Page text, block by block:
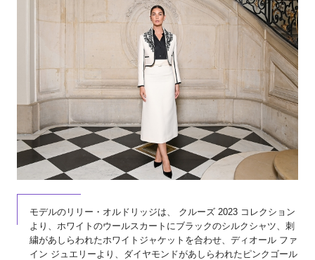
モデルのリリー・オルドリッジは、 クルーズ 2023 コレクション
より、ホワイトのウールスカートにブラックのシルクシャツ、刺
繍があしらわれたホワイトジャケットを合わせ、ディオール ファ
イン ジュエリーより、ダイヤモンドがあしらわれたピンクゴール